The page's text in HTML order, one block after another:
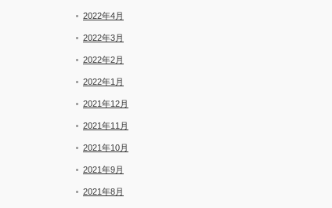
2022年4月
2022年3月
2022年2月
2022年1月
2021年12月
2021年11月
2021年10月
2021年9月
2021年8月